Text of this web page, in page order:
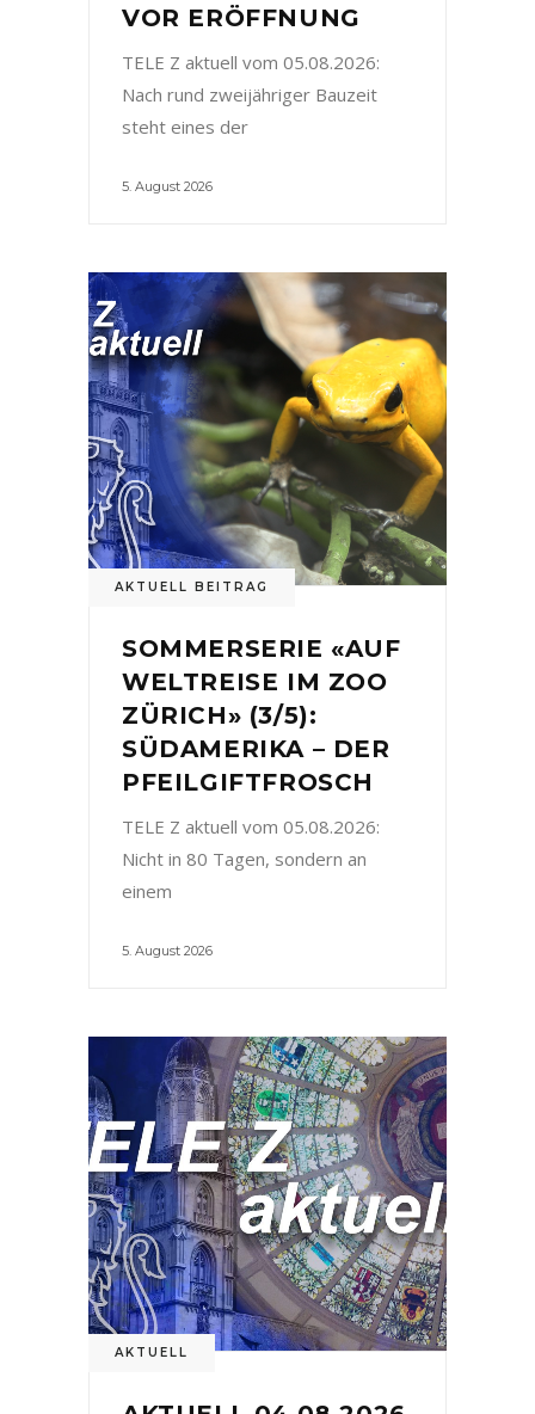
VOR ERÖFFNUNG
TELE Z aktuell vom 05.08.2026:
Nach rund zweijähriger Bauzeit
steht eines der
5. August 2026
AKTUELL BEITRAG
SOMMERSERIE «AUF
WELTREISE IM ZOO
ZÜRICH» (3/5):
SÜDAMERIKA – DER
PFEILGIFTFROSCH
TELE Z aktuell vom 05.08.2026:
Nicht in 80 Tagen, sondern an
einem
5. August 2026
AKTUELL